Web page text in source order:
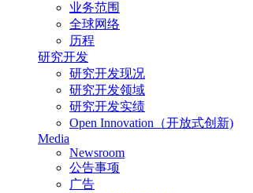
业务范围
全球网络
历程
研究开发
研究开发现况
研究开发领域
研究开发实绩
Open Innovation（开放式创新)
Media
Newsroom
公告事项
广告